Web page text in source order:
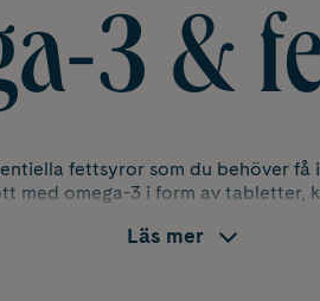
3 &
fettsyror som du behöver
med omega-3 i form av tabletter,
Läs mer